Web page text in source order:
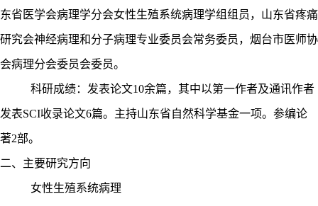
东省医学会病理学分会女性生殖系统病理学组组员，山东省疼痛
研究会神经病理和分子病理专业委员会常务委员，烟台市医师协
会病理分会委员会委员。
科研成绩：发表论文10余篇，其中以第一作者及通讯作者
发表SCI收录论文6篇。主持山东省自然科学基金一项。参编论
著2部。
二、主要研究方向
女性生殖系统病理